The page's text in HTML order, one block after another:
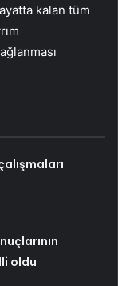
kalan tüm
oldu